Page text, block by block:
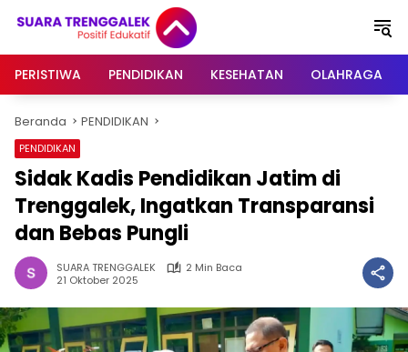
PERISTIWA
PENDIDIKAN KESEHATAN OLAHRAGA
Beranda PENDIDIKAN
PENDIDIKAN
Sidak Kadis Pendidikan Jatim di
Trenggalek, Ingatkan Transparansi
dan Bebas Pungli
SUARA TRENGGALEK
2 Min Baca
21 Oktober 2025